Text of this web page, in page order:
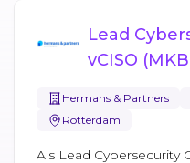
Lead
vCISO
Hermans & Partners
Rotterdam
Als Lead Cybersecurity